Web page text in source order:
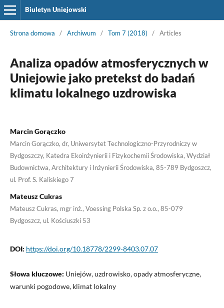
Biuletyn Uniejowski
Strona domowa / Archiwum / Tom 7 (2018) / Articles
Analiza opadów atmosferycznych w
Uniejowie jako pretekst do badań
klimatu lokalnego uzdrowiska
Marcin Gorączko
Marcin Gorączko, dr, Uniwersytet Technologiczno-Przyrodniczy w
Bydgoszczy, Katedra Ekoinżynierii i Fizykochemii Środowiska, Wydział
Budownictwa, Architektury i Inżynierii Środowiska, 85-789 Bydgoszcz,
ul. Prof. S. Kaliskiego 7
Mateusz Cukras
Mateusz Cukras, mgr inż., Voessing Polska Sp. z o.o., 85-079
Bydgoszcz, ul. Kościuszki 53
DOI: https://doi.org/10.18778/2299-8403.07.07
Słowa kluczowe: Uniejów, uzdrowisko, opady atmosferyczne,
warunki pogodowe, klimat lokalny